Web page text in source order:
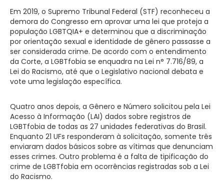
Em 2019, o Supremo Tribunal Federal (STF) reconheceu a
demora do Congresso em aprovar uma lei que proteja a
população LGBTQIA+ e determinou que a discriminação
por orientação sexual e identidade de gênero passasse a
ser considerada crime. De acordo com o entendimento
da Corte, a LGBTfobia se enquadra na Lei n° 7.716/89, a
Lei do Racismo, até que o Legislativo nacional debata e
vote uma legislação específica.
Quatro anos depois, a Gênero e Número solicitou pela Lei
Acesso à Informação (LAI) dados sobre registros de
LGBTfobia de todas as 27 unidades federativas do Brasil.
Enquanto 21 UFs responderam à solicitação, somente três
enviaram dados básicos sobre as vítimas que denunciam
esses crimes. Outro problema é a falta de tipificação do
crime de LGBTfobia em ocorrências registradas sob a Lei
do Racismo.